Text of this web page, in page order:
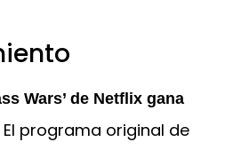
Wars’ de Netflix gana
El programa original de